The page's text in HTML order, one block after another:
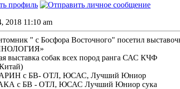
2018 11:10 am
" с Босфора Восточного" посетил
выставка собак всех пород ранга САС КЧФ
с БВ- ОТЛ, ЮСАС, Лучший Юниор
с БВ - ОТЛ, ЮСАС Лучший Юниор сука